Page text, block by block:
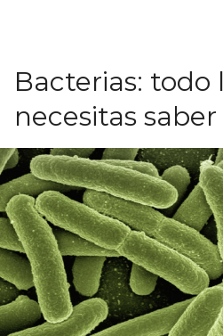
Bacterias: todo
necesitas